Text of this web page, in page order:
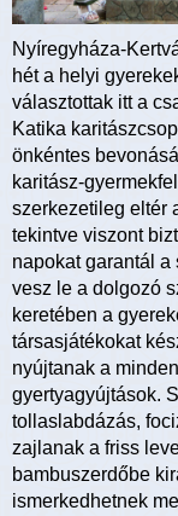
Nyíregyháza-
hét a helyi
választottak itt a
Katika
önkéntes
karitász-
szerkezetileg eltér
tekintve viszont
napokat garantál
vesz le a dolgozó
keretében a
társasjátékokat
nyújtanak a
gyertyagyújtások.
tollaslabdázás,
zajlanak a friss
bambuszerdőbe
ismerkedhetnek